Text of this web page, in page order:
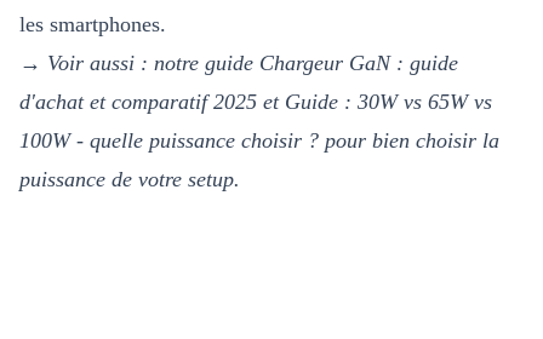
les smartphones.
→ Voir aussi : notre guide Chargeur GaN : guide
d'achat et comparatif 2025 et Guide : 30W vs 65W vs
100W - quelle puissance choisir ? pour bien choisir la
puissance de votre setup.